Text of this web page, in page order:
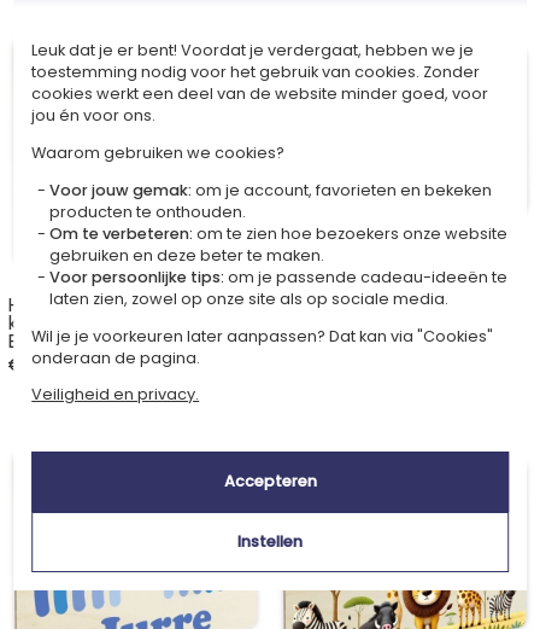
Houten deurbordje voor
kinderkamer met
Ballonnen en diertje
€ 23,90
Houten deurbordje voor
kinderkamer met
Bloemenkrans
Leuk dat je er bent! Voordat je verdergaat, hebben we je
toestemming nodig voor het gebruik van cookies. Zonder
cookies werkt een deel van de website minder goed, voor
jou én voor ons.
Waarom gebruiken we cookies?
Voor jouw gemak: om je account, favorieten en bekeken
producten te onthouden.
Om te verbeteren: om te zien hoe bezoekers onze website
gebruiken en deze beter te maken.
Voor persoonlijke tips: om je passende cadeau-ideeën te
laten zien, zowel op onze site als op sociale media.
Wil je je voorkeuren later aanpassen? Dat kan via "Cookies"
onderaan de pagina.
Veiligheid en privacy.
Accepteren
Instellen